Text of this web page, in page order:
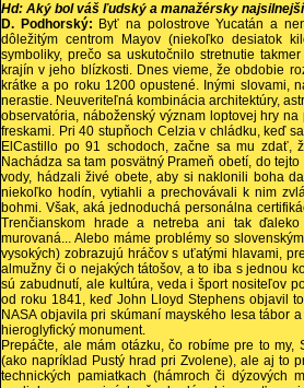
Hd: Aký bol váš ľudský a manažérsky
D. Podhorský: Byť na polostrove Yucatán a
dôležitým centrom Mayov (niekoľko desiatok
symboliky, prečo sa uskutočnilo stretnutie
krajín v jeho blízkosti. Dnes vieme, že obdobie
krátke a po roku 1200 opustené. Inými slovami,
nerastie. Neuveriteľná kombinácia architektúry,
observatória, náboženský význam loptovej hry
freskami. Pri 40 stupňoch Celzia v chládku, keď
ElCastillo po 91 schodoch, začne sa mu zdať,
Nachádza sa tam posvätný Prameň obetí, do
vody, hádzali živé obete, aby si naklonili boha
niekoľko hodín, vytiahli a prechovávali k nim
bohmi. Však, aká jednoduchá personálna
Trenčianskom hrade a netreba ani tak
murovaná... Alebo máme problémy so
vysokých) zobrazujú hráčov s uťatými hlavami,
almužny či o nejakých tátošov, a to iba s jednou
sú zabudnutí, ale kultúra, veda i šport nositeľov
od roku 1841, keď John Lloyd Stephens objavil
NASA objavila pri skúmaní mayského lesa tábor
hieroglyfický monument.
Prepáčte, ale mám otázku, čo robíme pre to
(ako napríklad Pustý hrad pri Zvolene), ale aj to
technických pamiatkach (hámroch či dýzových